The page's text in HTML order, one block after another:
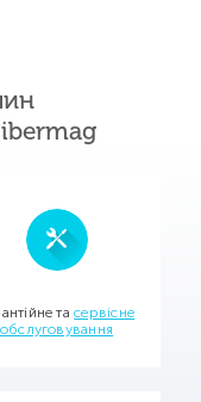
тасервісне
обслуговування